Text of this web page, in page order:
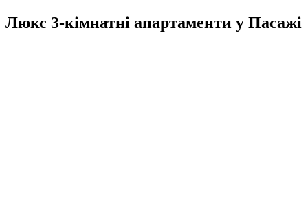
Люкс 3-кiмнатнi апартаменти у Пасажi